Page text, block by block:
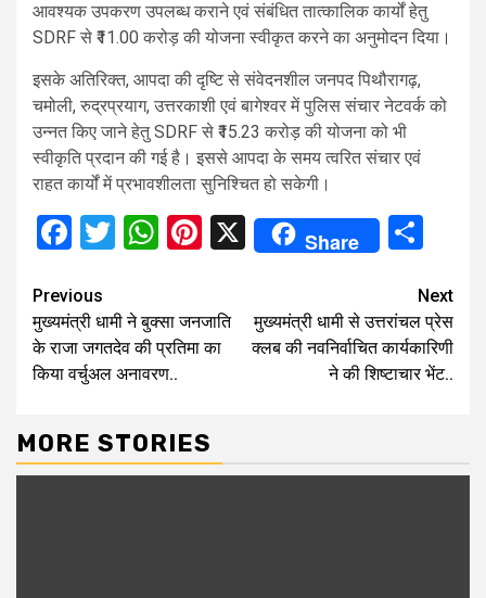
आवश्यक उपकरण उपलब्ध कराने एवं संबंधित तात्कालिक कार्यों हेतु
SDRF से ₹11.00 करोड़ की योजना स्वीकृत करने का अनुमोदन दिया।
इसके अतिरिक्त, आपदा की दृष्टि से संवेदनशील जनपद पिथौरागढ़,
चमोली, रुद्रप्रयाग, उत्तरकाशी एवं बागेश्वर में पुलिस संचार नेटवर्क को
उन्नत किए जाने हेतु SDRF से ₹15.23 करोड़ की योजना को भी
स्वीकृति प्रदान की गई है। इससे आपदा के समय त्वरित संचार एवं
राहत कार्यों में प्रभावशीलता सुनिश्चित हो सकेगी।
Facebook
Twitter
WhatsApp
Pinterest
X Share
Continue
Reading
Previous
मुख्यमंत्री धामी ने बुक्सा जनजाति
के राजा जगतदेव की प्रतिमा का
किया वर्चुअल अनावरण..
Next
मुख्यमंत्री धामी से उत्तरांचल प्रेस
क्लब की नवनिर्वाचित कार्यकारिणी
ने की शिष्टाचार भेंट..
MORE STORIES